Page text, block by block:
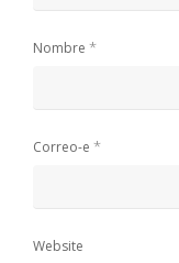
Nombre *
Correo-e *
Website